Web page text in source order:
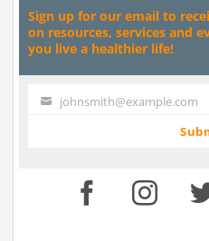
Sign up for our email to
on resources, services and
you live a healthier life!
Your johnsmith@example.com